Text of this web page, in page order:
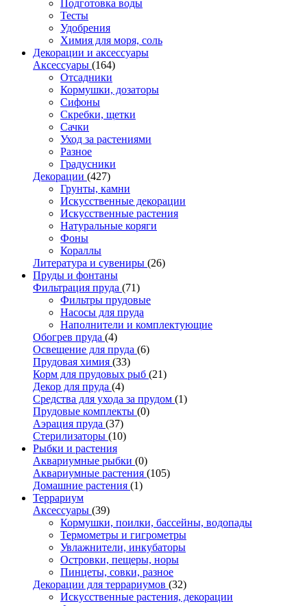
Подготовка воды
Тесты
Удобрения
Химия для моря, соль
Декорации и аксессуары
Аксессуары (164)
Отсадники
Кормушки, дозаторы
Сифоны
Скребки, щетки
Сачки
Уход за растениями
Разное
Градусники
Декорации (427)
Грунты, камни
Искусственные декорации
Искусственные растения
Натуральные коряги
Фоны
Кораллы
Литература и сувениры (26)
Пруды и фонтаны
Фильтрация пруда (71)
Фильтры прудовые
Насосы для пруда
Наполнители и комплектующие
Обогрев пруда (4)
Освещение для пруда (6)
Прудовая химия (33)
Корм для прудовых рыб (21)
Декор для пруда (4)
Средства для ухода за прудом (1)
Прудовые комплекты (0)
Аэрация пруда (37)
Стерилизаторы (10)
Рыбки и растения
Аквариумные рыбки (0)
Аквариумные растения (105)
Домашние растения (1)
Террариум
Аксессуары (39)
Кормушки, поилки, бассейны, водопады
Термометры и гигрометры
Увлажнители, инкубаторы
Островки, пещеры, норы
Пинцеты, совки, разное
Декорации для террариумов (32)
Искусственные растения, декорации